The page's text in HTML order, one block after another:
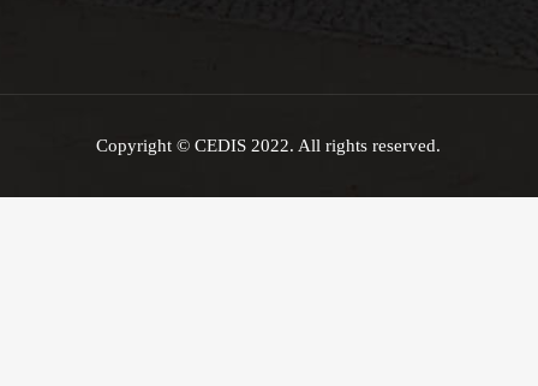
Copyright © CEDIS 2022. All rights reserved.